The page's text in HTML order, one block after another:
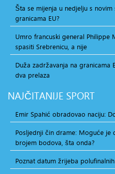
Šta se mijenja u nedjelju s novim
granicama EU?
Umro francuski general Philippe
spasiti Srebrenicu, a nije
Duža zadržavanja na granicama
dva prelaza
NAJČITANIJE SPORT
Emir Spahić obradovao naciju:
Posljednji čin drame: Moguće je
brojem bodova, šta onda?
Poznat datum žrijeba